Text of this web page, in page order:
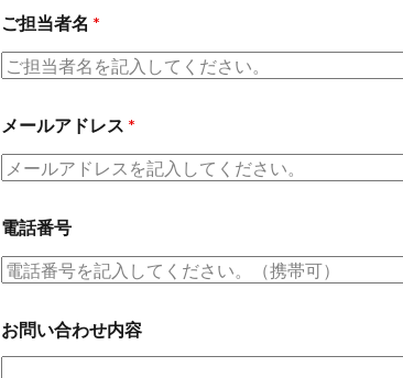
ご担当者名 *
メールアドレス *
電話番号
お問い合わせ内容